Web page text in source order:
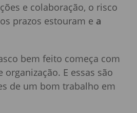
e colaboração, o risco
prazos estouram e a
bem feito começa com
E essas são
de um bom trabalho em